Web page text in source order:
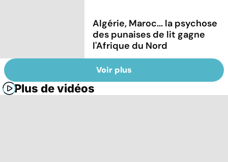
Algérie, Maroc... la psychose
des punaises de lit gagne
l'Afrique du Nord
Voir plus
Plus de vidéos